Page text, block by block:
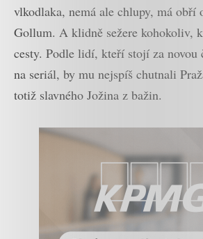
vlkodlaka, nemá ale chlupy, má obří
Gollum. A klidně sežere kohokoliv,
cesty. Podle lidí, kteří stojí za novou
na seriál, by mu nejspíš chutnali
totiž slavného Jožina z bažin.